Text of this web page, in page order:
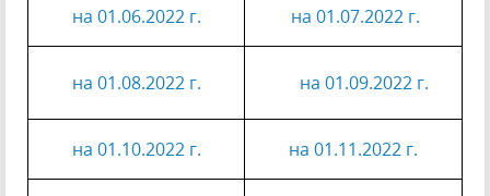
на 01.06.2022 г. на 01.07.2022 г.
на 01.08.2022 г. на 01.09.2022 г.
на 01.10.2022 г. на 01.11.2022 г.